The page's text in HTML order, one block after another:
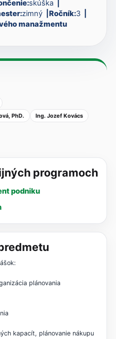
skúška
zimný Ročník:3
manažmentu
PhD.
Ing. Jozef Kovács
programoch
podniku
plánovania
kapacít, plánovanie nákupu